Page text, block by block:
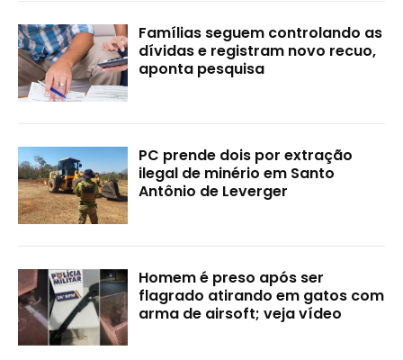
Famílias seguem controlando as
dívidas e registram novo recuo,
aponta pesquisa
PC prende dois por extração
ilegal de minério em Santo
Antônio de Leverger
Homem é preso após ser
flagrado atirando em gatos com
arma de airsoft; veja vídeo